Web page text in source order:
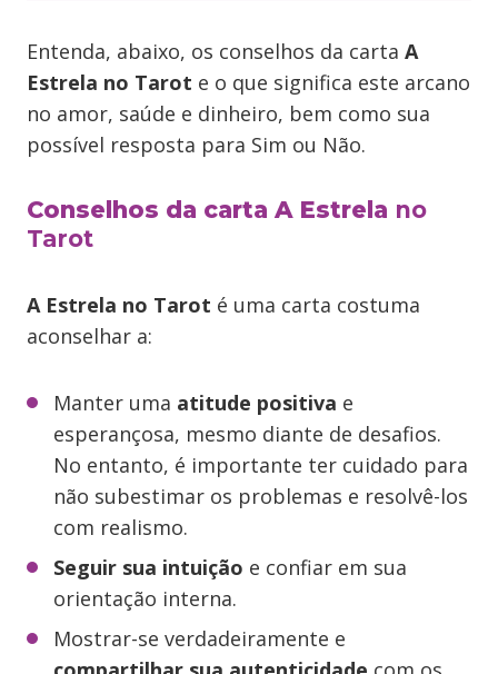
Entenda, abaixo, os conselhos da carta A
Estrela no Tarot e o que significa este arcano
no amor, saúde e dinheiro, bem como sua
possível resposta para Sim ou Não.
Conselhos da carta A Estrela no
Tarot
A Estrela no Tarot é uma carta costuma
aconselhar a:
Manter uma atitude positiva e
esperançosa, mesmo diante de desafios.
No entanto, é importante ter cuidado para
não subestimar os problemas e resolvê-los
com realismo.
Seguir sua intuição e confiar em sua
orientação interna.
Mostrar-se verdadeiramente e